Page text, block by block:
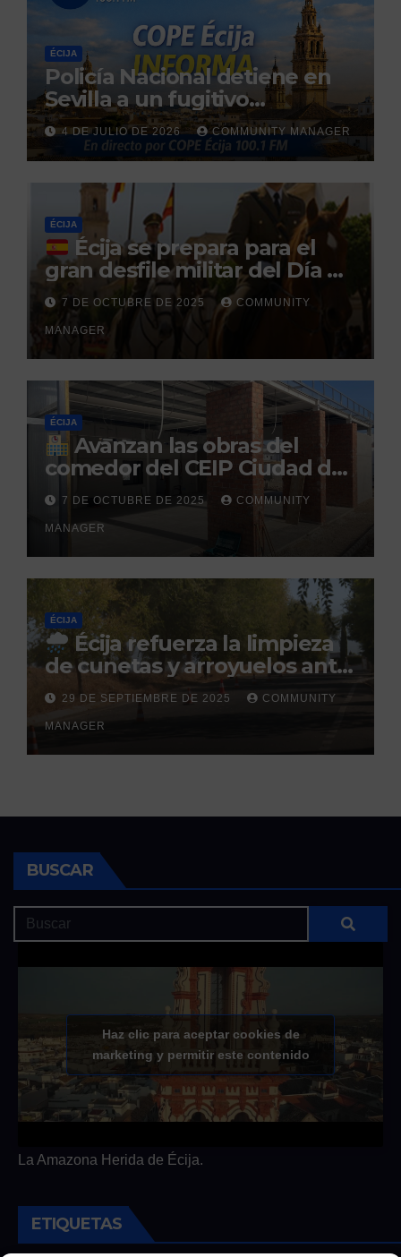
ÉCIJA
Policía Nacional detiene en
Sevilla a un fugitivo
reclamado por narcotráfico
tras no regresar a prisión
durante un permiso
penitenciario
4 DE JULIO DE 2026 COMMUNITY MANAGER
ÉCIJA
Écija se prepara para el
gran desfile militar del Día de
la Hispanidad organizado por
el Centro Militar de Cría
Caballar
7 DE OCTUBRE DE 2025 COMMUNITY
MANAGER
ÉCIJA
Avanzan las obras del
comedor del CEIP Ciudad del
Sol: su finalización está
prevista para finales de 2025
7 DE OCTUBRE DE 2025 COMMUNITY
MANAGER
ÉCIJA
Écija refuerza la limpieza
de cunetas y arroyuelos ante
la llegada de las lluvias
otoñales
29 DE SEPTIEMBRE DE 2025 COMMUNITY
MANAGER
BUSCAR
Haz clic para aceptar cookies de
marketing y permitir este contenido
La Amazona Herida de Écija.
ETIQUETAS